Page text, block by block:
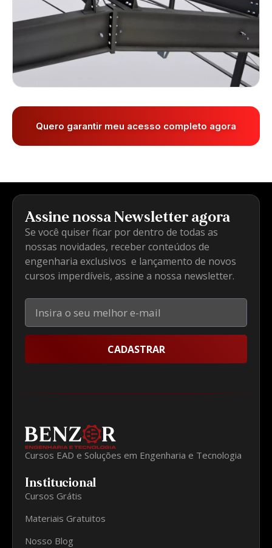
Quero garantir meu acesso completo agora
Assine nossa Newsletter agora
Se você quiser ficar por dentro de todas as
nossas novidades, receber conteúdos de
engenharia exclusivos e lançamento de novos
cursos imperdíveis, assine a nossa newsletter.
CADASTRAR
Cursos EAD e Soluções em Engenharia e Tecnologia
Institucional
Cursos Grátis
Materiais Gratuitos
Nosso Blog